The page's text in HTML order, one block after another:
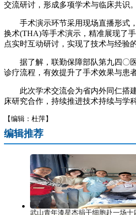
交流研讨，形成多项学术与临床共识。
手术演示环节采用现场直播形式，
换术(THA)等手术演示，精准展现了
点实时互动研讨，实现了技术与经验
据了解，联勤保障部队第九四〇医
诊疗流程，有效提升了手术效果与患
此次学术交流会为省内外同仁搭建
床研究合作，持续推进技术持续与学
【编辑：杜萍】
编辑推荐
武山青年漆星杰捐干细胞赴一场十